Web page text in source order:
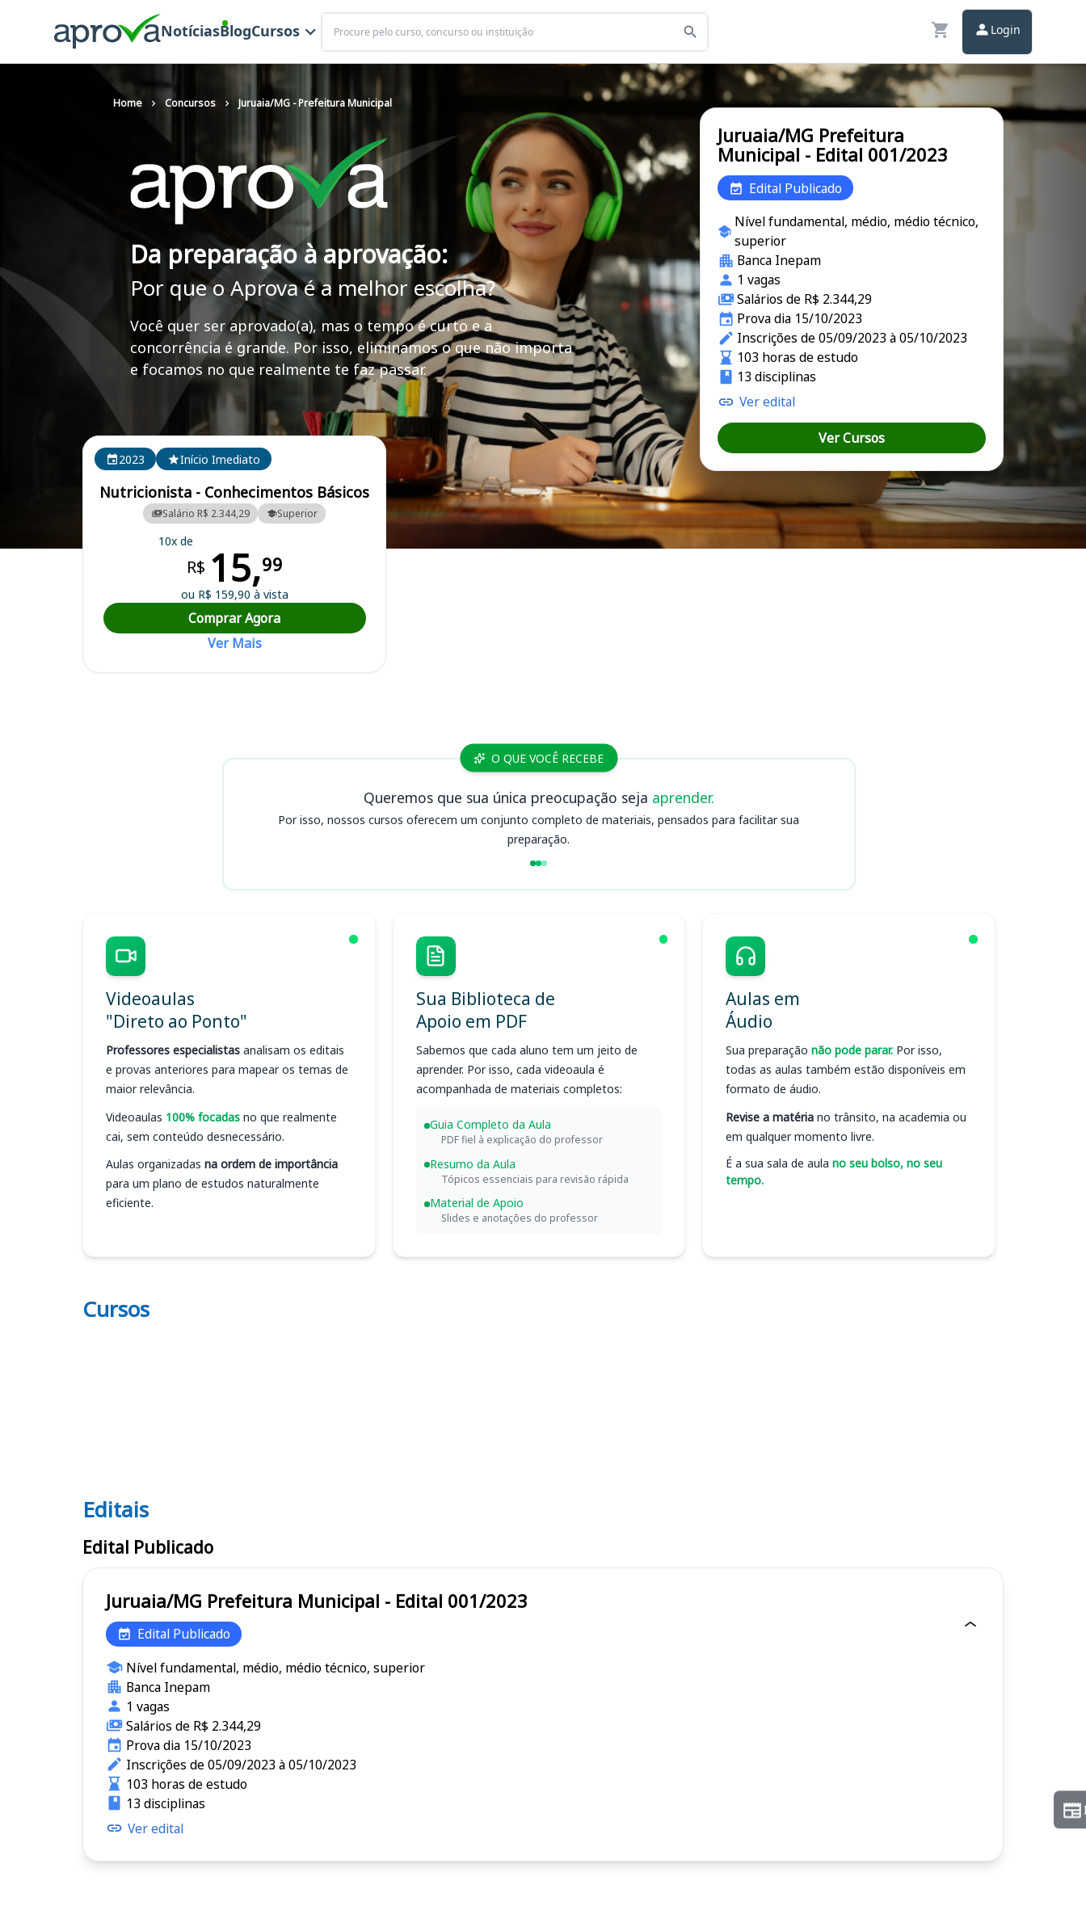
NotíciasBlogCursos
Buscar
Login
Home Concursos Juruaia/MG - Prefeitura Municipal
Da preparação à aprovação:
Por que o Aprova é a melhor escolha?
Você quer ser aprovado(a), mas o tempo é curto e a
concorrência é grande. Por isso, eliminamos o que não importa
e focamos no que realmente te faz passar.
Curso Preparatório para o Concurso Juruaia/MG - Prefeitura Municipal
Cursos em destaque para passar no concurso
2023
Início Imediato
Nutricionista - Conhecimentos Básicos
Salário R$ 2.344,29 Superior
10x de
R$ 15,99
ou R$ 159,90 à vista
Comprar Agora
Ver Mais
Juruaia/MG Prefeitura
Municipal - Edital 001/2023
Edital Publicado
Nível fundamental, médio, médio técnico,
superior
Banca Inepam
1 vagas
Salários de R$ 2.344,29
Prova dia 15/10/2023
Inscrições de 05/09/2023 à 05/10/2023
103 horas de estudo
13 disciplinas
Ver edital
Ver Cursos
O QUE VOCÊ RECEBE
Queremos que sua única preocupação seja aprender.
Por isso, nossos cursos oferecem um conjunto completo de materiais, pensados para facilitar sua
preparação.
Videoaulas
"Direto ao Ponto"
Professores especialistas analisam os editais
e provas anteriores para mapear os temas de
maior relevância.
Videoaulas 100% focadas no que realmente
cai, sem conteúdo desnecessário.
Aulas organizadas na ordem de importância
para um plano de estudos naturalmente
eficiente.
Sua Biblioteca de
Apoio em PDF
Sabemos que cada aluno tem um jeito de
aprender. Por isso, cada videoaula é
acompanhada de materiais completos:
Guia Completo da Aula
PDF fiel à explicação do professor
Resumo da Aula
Tópicos essenciais para revisão rápida
Material de Apoio
Slides e anotações do professor
Aulas em
Áudio
Sua preparação não pode parar. Por isso,
todas as aulas também estão disponíveis em
formato de áudio.
Revise a matéria no trânsito, na academia ou
em qualquer momento livre.
É a sua sala de aula no seu bolso, no seu
tempo.
Cursos
Editais
Editais
Edital Publicado
Juruaia/MG Prefeitura Municipal - Edital 001/2023
Edital Publicado
Nível fundamental, médio, médio técnico, superior
Banca Inepam
1 vagas
Salários de R$ 2.344,29
Prova dia 15/10/2023
Inscrições de 05/09/2023 à 05/10/2023
103 horas de estudo
13 disciplinas
Ver edital